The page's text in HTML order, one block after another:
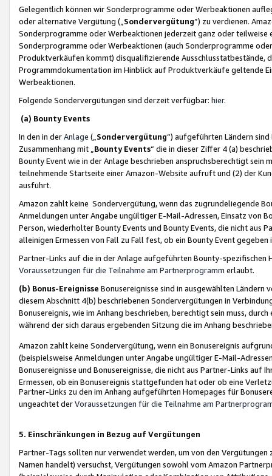
Gelegentlich können wir Sonderprogramme oder Werbeaktionen
oder alternative Vergütung („ Sondervergütung”) zu verdienen.
Sonderprogramme oder Werbeaktionen jederzeit ganz oder
Sonderprogramme oder Werbeaktionen (auch Sonderprogramme
Produktverkäufen kommt) disqualifizierende Ausschlusstatbestände,
Programmdokumentation im Hinblick auf Produktverkäufe geltende
Werbeaktionen.
Folgende Sondervergütungen sind derzeit verfügbar: hier.
(a) Bounty Events
In den in derAnlage („ Sondervergütung“) aufgeführten Ländern
Zusammenhang mit „ Bounty Events“ die in dieser Ziffer 4 (a)
Bounty Event wie in der Anlage beschrieben anspruchsberechtigt sein
teilnehmende Startseite einer Amazon-Website aufruft und (2) der
ausführt.
Amazon zahlt keine Sondervergütung, wenn das zugrundeliegende
Anmeldungen unter Angabe ungültiger E-Mail-Adressen, Einsatz von
Person, wiederholter Bounty Events und Bounty Events, die nicht
alleinigen Ermessen von Fall zu Fall fest, ob ein Bounty Event
Partner-Links auf die in der Anlage aufgeführten Bounty-spezifischen
Voraussetzungen für die Teilnahme am Partnerprogramm erlaubt.
(b) Bonus-Ereignisse Bonusereignisse sind in ausgewählten Ländern
diesem Abschnitt 4(b) beschriebenen Sondervergütungen in
Bonusereignis, wie im Anhang beschrieben, berechtigt sein muss,
während der sich daraus ergebenden Sitzung die im Anhang
Amazon zahlt keine Sondervergütung, wenn ein Bonusereignis
(beispielsweise Anmeldungen unter Angabe ungültiger E-Mail-
Bonusereignisse und Bonusereignisse, die nicht aus Partner-Links auf
Ermessen, ob ein Bonusereignis stattgefunden hat oder ob eine
Partner-Links zu den im Anhang aufgeführten Homepages für
ungeachtet derVoraussetzungen für die Teilnahme am
5. Einschränkungen in Bezug auf Vergütungen
Partner-Tags sollten nur verwendet werden, um von den
Namen handelt) versuchst, Vergütungen sowohl vom Amazon